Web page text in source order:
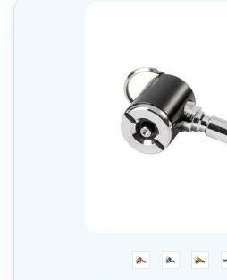
červenámodrázlatá